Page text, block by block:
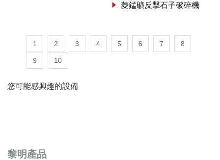
菱錳礦反擊石子破碎機
1 2 3 4 5 6 7 8
9 10
您可能感興趣的設備
黎明產品